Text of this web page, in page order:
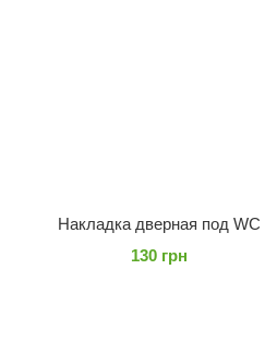
Накладка дверная под WC
130 грн